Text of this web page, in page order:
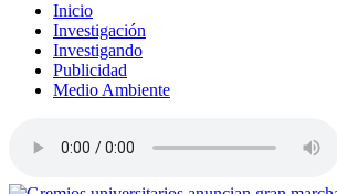
Inicio
Investigación
Investigando
Publicidad
Medio Ambiente